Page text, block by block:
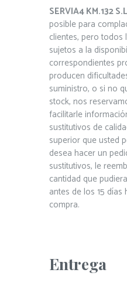
SERVIA4 KM.132
posible para
clientes, pero todos
sujetos a la
correspondientes
producen
suministro, o si no
stock, nos
facilitarle
sustitutivos de
superior que usted
desea hacer un
sustitutivos, le
cantidad que
antes de los 15
compra.
Entrega